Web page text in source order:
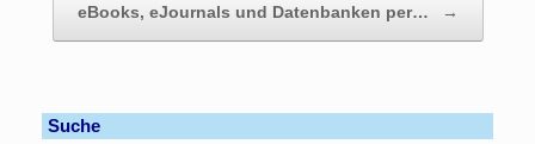
eBooks, eJournals und Datenbanken per… →
Suche